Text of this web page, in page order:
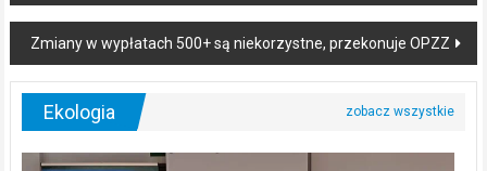
navigation
Zmiany w wypłatach 500+ są niekorzystne, przekonuje OPZZ
Ekologia